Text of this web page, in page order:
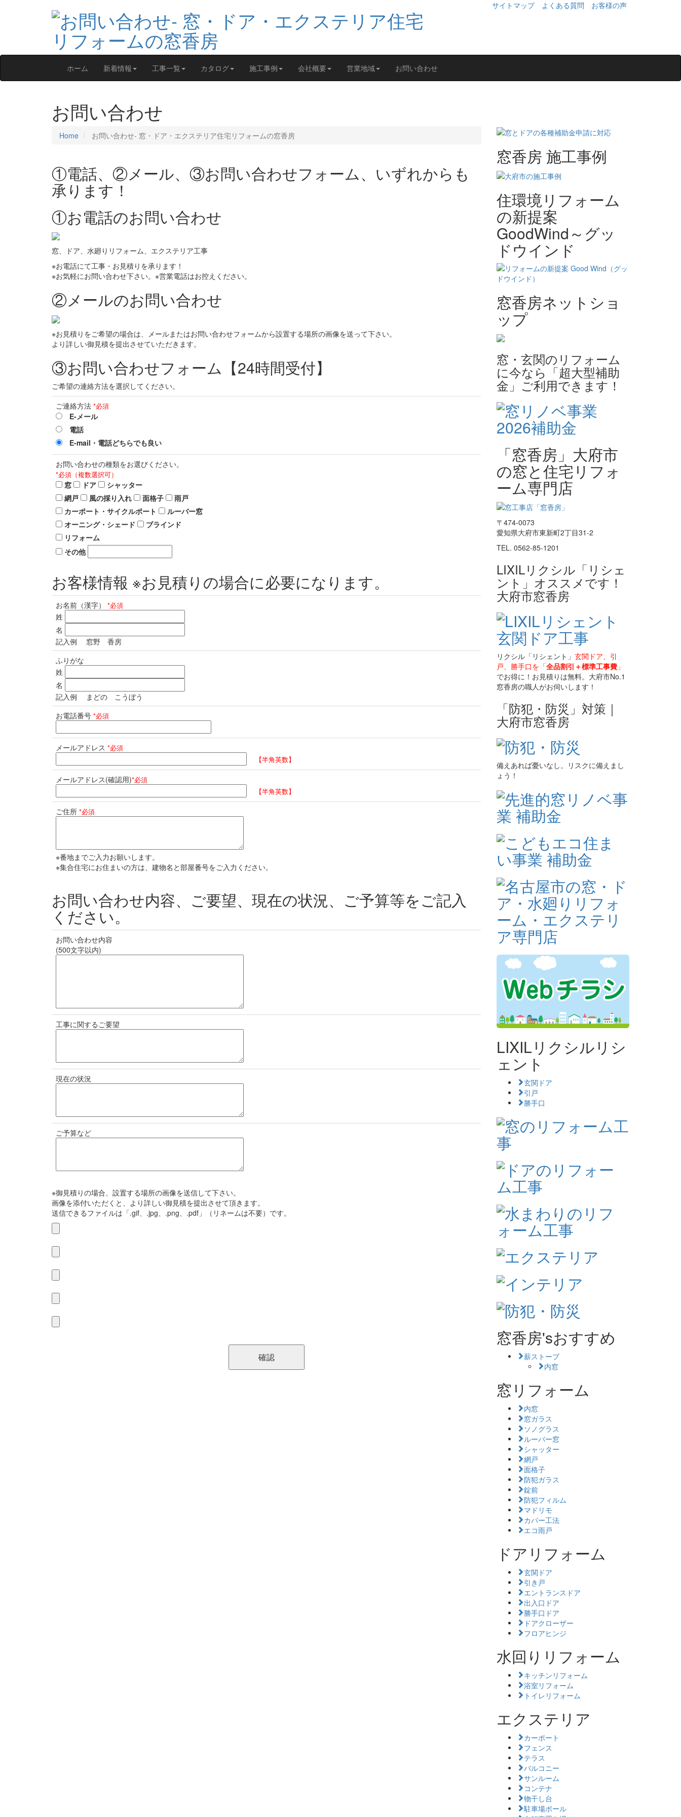
サイトマップ よくある質問 お客様の声
ホーム 新着情報 工事一覧 カタログ 施工事例 会社概要 営業地域 お問い合わせ
お問い合わせ
Home お問い合わせ‐ 窓・ドア・エクステリア住宅リフォームの窓香房
①電話、②メール、③お問い合わせフォーム、いずれからも
承ります！
①お電話のお問い合わせ
窓、ドア、水廻りリフォーム、エクステリア工事
※お電話にて工事・お見積りを承ります！
※お気軽にお問い合わせ下さい。※営業電話はお控えください。
②メールのお問い合わせ
※お見積りをご希望の場合は、メールまたはお問い合わせフォームから設置する場所の画像を送って下さい。
より詳しい御見積を提出させていただきます。
③お問い合わせフォーム【24時間受付】
ご希望の連絡方法を選択してください。
ご連絡方法 *必須
E-メール
電話
E-mail・電話どちらでも良い
お問い合わせの種類をお選びください。
*必須（複数選択可）
窓 ドア
シャッター
網戸
風の採り入れ 面格子
雨戸
カーポート・サイクルポート
ルーバー窓
オーニング・シェード
ブラインド
リフォーム
その他
お客様情報 ※お見積りの場合に必要になります。
お名前（漢字） *必須
姓
名
記入例 窓野 香房
ふりがな
姓
名
記入例 まどの こうぼう
お電話番号 *必須
メールアドレス *必須
【半角英数】
メールアドレス(確認用)*必須
【半角英数】
ご住所 *必須
※番地までご入力お願いします。
※集合住宅にお住まいの方は、建物名と部屋番号をご入力ください。
お問い合わせ内容、ご要望、現在の状況、ご予算等をご記入
ください。
お問い合わせ内容
(500文字以内)
工事に関するご要望
現在の状況
ご予算など
※御見積りの場合、設置する場所の画像を送信して下さい。
画像を添付いただくと、より詳しい御見積を提出させて頂きます。
送信できるファイルは「.gif、.jpg、.png、.pdf」（リネームは不要）です。
窓香房 施工事例
住環境リフォーム
の新提案
GoodWind～グッ
ドウインド
窓香房ネットショ
ップ
窓・玄関のリフォーム
に今なら「超大型補助
金」ご利用できます！
「窓香房」大府市
の窓と住宅リフォ
ーム専門店
〒474-0073
愛知県大府市東新町2丁目31-2
TEL. 0562-85-1201
LIXILリクシル「リシェ
ント」オススメです！
大府市窓香房
リクシル「リシェント」 玄関ドア、引
戸、勝手口を「全品割引＋標準工事費」
でお得に！お見積りは無料。大府市No.1
窓香房の職人がお伺いします！
「防犯・防災」対策｜
大府市窓香房
備えあれば憂いなし。リスクに備えまし
ょう！
LIXILリクシルリシ
ェント
玄関ドア
引戸
勝手口
窓香房'sおすすめ
薪ストーブ
内窓
窓リフォーム
内窓
窓ガラス
ソノグラス
ルーバー窓
シャッター
網戸
面格子
防犯ガラス
錠前
防犯フィルム
マドリモ
カバー工法
エコ雨戸
ドアリフォーム
玄関ドア
引き戸
エントランスドア
出入口ドア
勝手口ドア
ドアクローザー
フロアヒンジ
水回りリフォーム
キッチンリフォーム
浴室リフォーム
トイレリフォーム
エクステリア
カーポート
フェンス
テラス
バルコニー
サンルーム
コンテナ
物干し台
駐車場ポール